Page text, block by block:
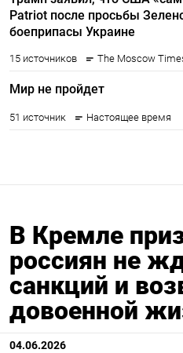
В Кремле
россиян не
санкций и
довоенной
04.06.2026